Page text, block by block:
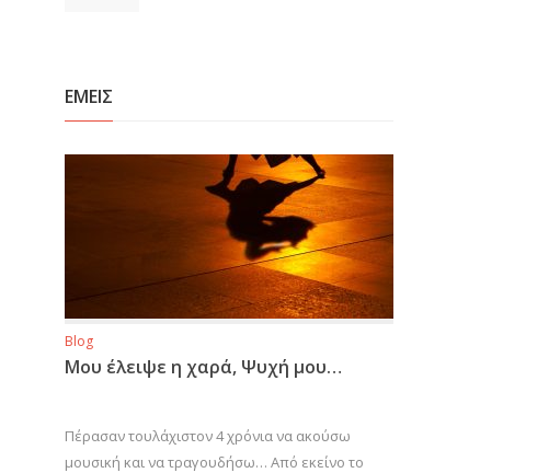
ΕΜΕΙΣ
Blog
Μου έλειψε η χαρά, Ψυχή μου…
Πέρασαν τουλάχιστον 4 χρόνια να ακούσω
μουσική και να τραγουδήσω… Από εκείνο το